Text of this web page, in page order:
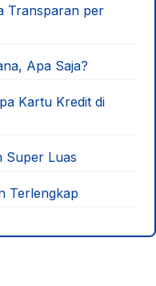
Transparan per
Apa Saja?
Kartu Kredit di
Super Luas
Terlengkap